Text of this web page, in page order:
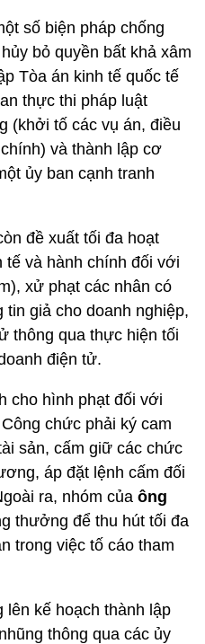
số biện pháp chống
bỏ quyền bất khả xâm
Tòa án kinh tế quốc tế
thực thi pháp luật
(khởi tố các vụ án, điều
và thành lập cơ
ủy ban cạnh tranh
đề xuất tối đa hoạt
tế và hành chính đối với
xử phạt các nhân có
giả cho doanh nghiệp,
thông qua thực hiện tối
điện tử.
cho hình phạt đối với
chức phải ký cam
sản, cấm giữ các chức
áp đặt lệnh cấm đối
ra, nhóm của ông
thưởng để thu hút tối đa
trong việc tố cáo tham
lên kế hoạch thành lập
thông qua các ủy